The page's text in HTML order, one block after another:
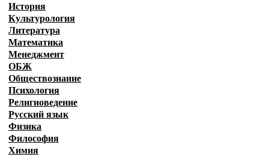
История
Культурология
Литература
Математика
Менеджмент
ОБЖ
Обществознание
Психология
Религиоведение
Русский язык
Физика
Философия
Химия